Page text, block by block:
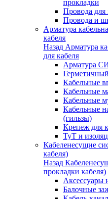
прокладки
Провода
Провода и
Арматура
кабеля
Назад Арматура
для кабеля
Арматура
Кабельные
Кабельные
Кабельные
Кабельные
(гильзы)
Крепеж для
ТуТ и
Кабеленесущие
кабеля)
Назад
прокладки кабеля)
Аксессуары
Балочные